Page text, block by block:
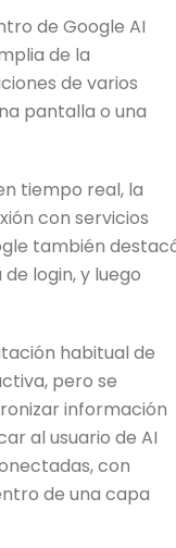
de Google AI
de la
de varios
pantalla o una
tiempo real, la
con servicios
también
login, y luego
habitual de
pero se
información
al usuario de AI
con
de una capa